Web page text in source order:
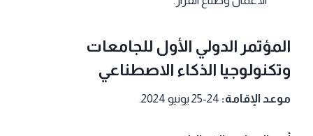
المؤتمر الدولي الأول للجامعات
وتكنولوجيا الذكاء الاصطناعي
موعد الإقامة: